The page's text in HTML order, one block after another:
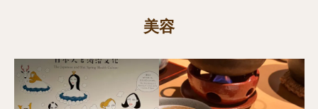
美容